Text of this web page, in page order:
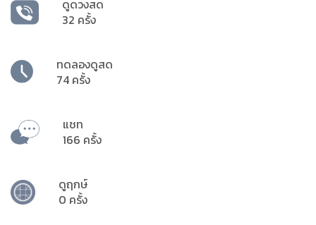
ดูดวงสด
32 ครั้ง
ทดลองดูสด
74 ครั้ง
แชท
166 ครั้ง
ดูฤกษ์
0 ครั้ง